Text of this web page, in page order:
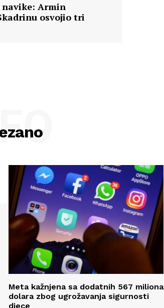
Armin
osvojio tri
Meta kažnjena sa dodatnih 567 miliona
dolara zbog ugrožavanja sigurnosti
djece